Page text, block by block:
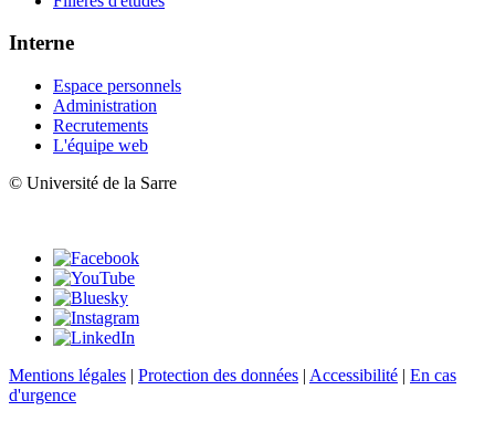
Interne
Espace personnels
Administration
Recrutements
L'équipe web
© Université de la Sarre
Mentions légales | Protection des données | Accessibilité | En cas
d'urgence